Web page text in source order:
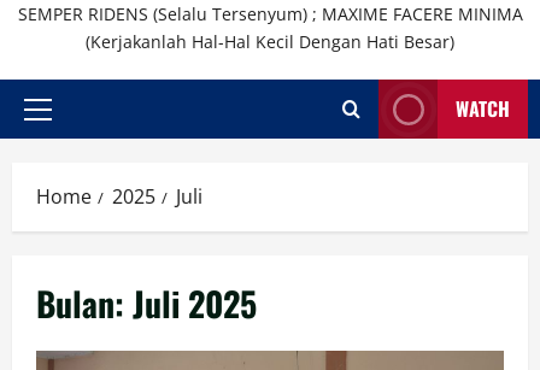
SEMPER RIDENS (Selalu Tersenyum) ; MAXIME FACERE MINIMA
(Kerjakanlah Hal-Hal Kecil Dengan Hati Besar)
Primary
WATCH
Home 2025 Juli
Bulan:Juli 2025